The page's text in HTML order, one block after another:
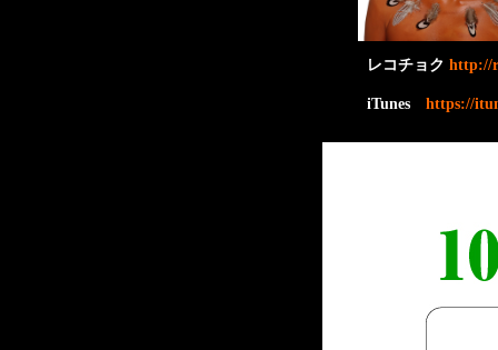
レコチョク http://
iTunes https://